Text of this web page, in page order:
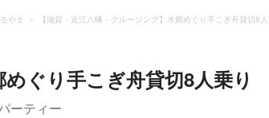
やま 【滋賀・近江八幡・クルージング】水郷めぐり手こぎ舟貸切8
ぐり手こぎ舟貸切8人乗り
ーティー